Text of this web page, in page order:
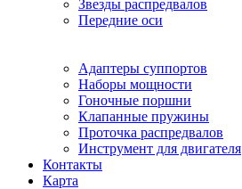
Звезды распредвалов
Передние оси
Адаптеры суппортов
Наборы мощности
Гоночные поршни
Клапанные пружины
Проточка распредвалов
Инструмент для двигателя
Контакты
Карта